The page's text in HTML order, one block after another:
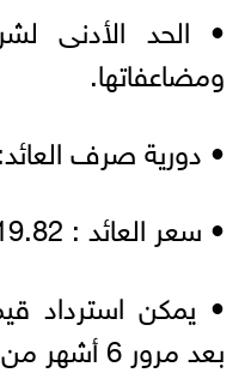
ومضاعفاتها.
• دورية صرف
• سعر العائد : 19.82% .
• يمكن استرداد
بعد مرور 6 أشهر من تاريخ اصدار الشهادة.